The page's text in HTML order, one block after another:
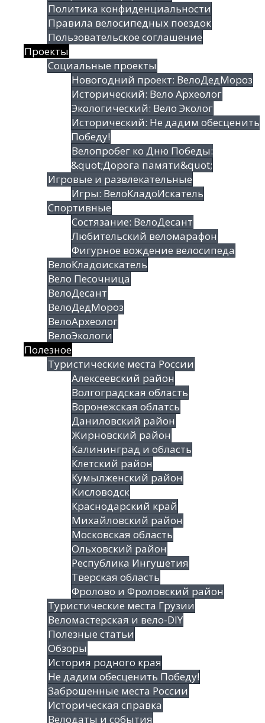
Политика конфиденциальности
Правила велосипедных поездок
Пользовательское соглашение
Проекты
Социальные проекты
Новогодний проект: ВелоДедМороз
Исторический: Вело Археолог
Экологический: Вело Эколог
Исторический: Не дадим обесценить
Победу!
Велопробег ко Дню Победы:
&quot;Дорога памяти&quot;
Игровые и развлекательные
Игры: ВелоКладоИскатель
Спортивные
Состязание: ВелоДесант
Любительский веломарафон
Фигурное вождение велосипеда
ВелоКладоискатель
Вело Песочница
ВелоДесант
ВелоДедМороз
ВелоАрхеолог
ВелоЭкологи
Полезное
Туристические места России
Алексеевский район
Волгоградская облаcть
Воронежская облатсь
Даниловский район
Жирновский район
Калининград и область
Клетский район
Кумылженский район
Кисловодск
Краснодарский край
Михайловский район
Московская область
Ольховский район
Республика Ингушетия
Тверская область
Фролово и Фроловский район
Туристические места Грузии
Веломастерская и вело-DIY
Полезные статьи
Обзоры
История родного края
Не дадим обесценить Победу!
Заброшенные места России
Историческая справка
Велодаты и события